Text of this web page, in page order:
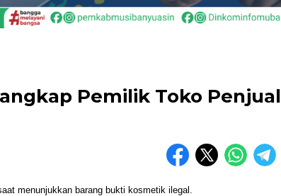
Pemilik Toko Penjual